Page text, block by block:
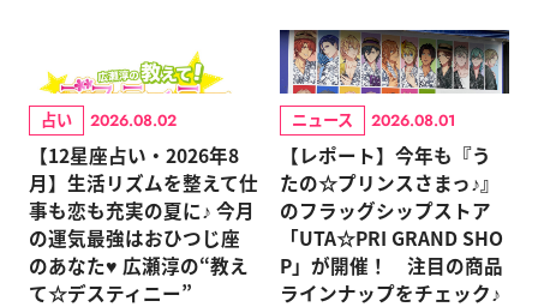
占い 2026.08.02
【12星座占い・2026年8
月】生活リズムを整えて仕
事も恋も充実の夏に♪ 今月
の運気最強はおひつじ座
のあなた♥ 広瀬淳の“教え
て☆デスティニー”
ニュース 2026.08.01
【レポート】今年も『う
たの☆プリンスさまっ♪』
のフラッグシップストア
「UTA☆PRI GRAND SHO
P」が開催！ 注目の商品
ラインナップをチェック♪